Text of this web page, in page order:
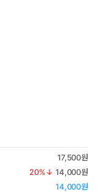
17,500원
20%↓ 14,000원
14,000원